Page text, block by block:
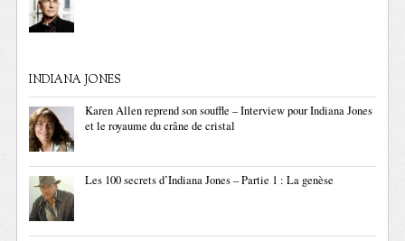
INDIANA JONES
Karen Allen reprend son souffle – Interview pour Indiana Jones
et le royaume du crâne de cristal
Les 100 secrets d’Indiana Jones – Partie 1 : La genèse